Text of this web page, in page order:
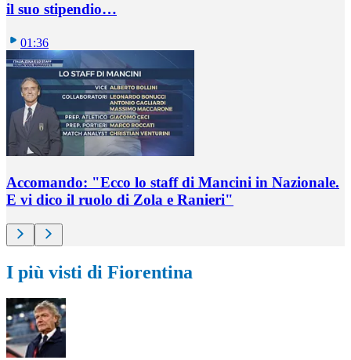
il suo stipendio…
01:36
Accomando: "Ecco lo staff di Mancini in Nazionale.
E vi dico il ruolo di Zola e Ranieri"
I più visti di Fiorentina